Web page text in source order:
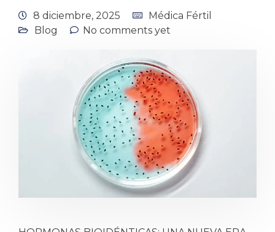
8 diciembre, 2025
Médica Fértil
Blog
No comments yet